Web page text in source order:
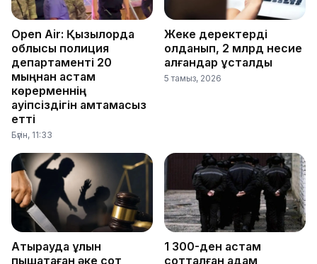
Open Air: Қызылорда
облысы полиция
департаменті 20
мыңнан астам
көрерменнің
қауіпсіздігін қамтамасыз
етті
Бүгін, 11:33
Жеке деректерді
қолданып, 2 млрд несие
алғандар ұсталды
5 тамыз, 2026
Атырауда ұлын
пышақтаған әке сот
1 300-ден астам
сотталған адам